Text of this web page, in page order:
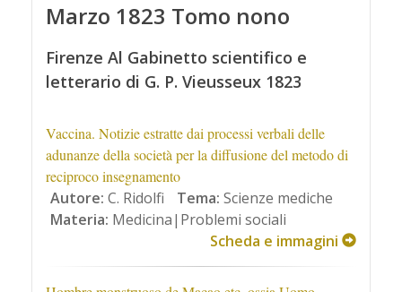
Marzo 1823 Tomo nono
Firenze Al Gabinetto scientifico e
letterario di G. P. Vieusseux 1823
Vaccina. Notizie estratte dai processi verbali delle
adunanze della società per la diffusione del metodo di
reciproco insegnamento
Autore: C. Ridolfi Tema: Scienze mediche
Materia: Medicina|Problemi sociali
Scheda e immagini